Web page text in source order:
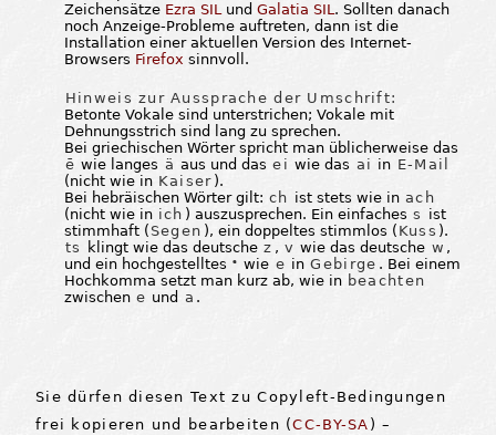
Zeichensätze Ezra SILund Galatia SIL. Sollten danach
noch Anzeige-Probleme auftreten, dann ist die
Installation einer aktuellen Version des Internet-
Browsers Firefox sinnvoll.
Hinweis zur Aussprache der Umschrift:
Betonte Vokale sind unterstrichen; Vokale mit
Dehnungsstrich sind lang zu sprechen.
Bei griechischen Wörter spricht man üblicherweise das
ē wie langes ä aus und das ei wie das ai in E-Mail
(nicht wie in Kaiser ).
Bei hebräischen Wörter gilt: ch ist stets wie in ach
(nicht wie in ich ) auszusprechen. Ein einfaches s ist
stimmhaft ( Segen ), ein doppeltes stimmlos ( Kuss ).
ts
klingt wie das deutsche z , v wie das deutsche w ,
und ein hochgestelltes
e wie e in Gebirge . Bei einem
Hochkomma setzt man kurz ab, wie in beachten
zwischen e und a .
Sie dürfen diesen Text zu Copyleft-Bedingungen
frei kopieren und bearbeiten (CC-BY-SA ) –